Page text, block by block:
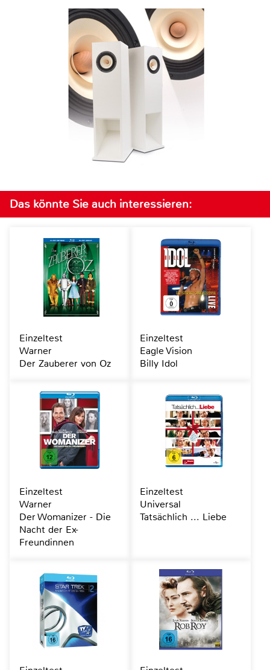
Das könnte Sie auch interessieren:
Einzeltest
Warner
Der Zauberer von Oz
Einzeltest
Eagle Vision
Billy Idol
Einzeltest
Warner
Der Womanizer - Die
Nacht der Ex-
Freundinnen
Einzeltest
Universal
Tatsächlich ... Liebe